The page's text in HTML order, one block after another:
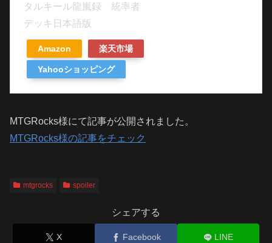
タルキール龍嵐録 統率者
デッキ日本語版
Amazon 楽天市場
Yahooショッピング
MTGRocks様にて記事が公開されました。
MTGRocks様の記事をチェック
mtgrocks spoiler
シェアする
X Facebook LINE